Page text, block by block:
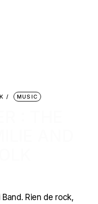
MUSIC
Rien de rock,